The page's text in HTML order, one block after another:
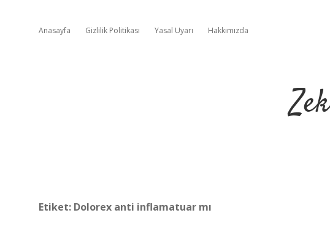
Anasayfa Gizlilik Politikası Yasal Uyarı Hakkımızda
Etiket: Dolorex anti inflamatuar mı